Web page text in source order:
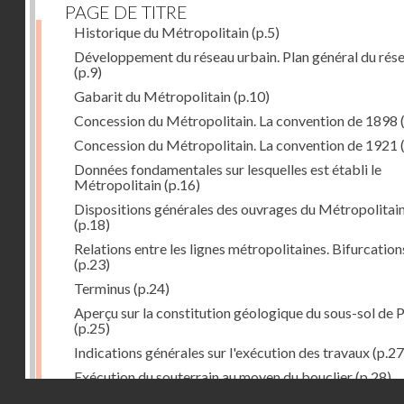
PAGE DE TITRE
Historique du Métropolitain(p.5)
Développement du réseau urbain. Plan général du
(p.9)
Gabarit du Métropolitain(p.10)
Concession du Métropolitain. La convention de 1898
Concession du Métropolitain. La convention de 1921
Données fondamentales sur lesquelles est établi le
Métropolitain(p.16)
Dispositions générales des ouvrages du
(p.18)
Relations entre les lignes métropolitaines.
(p.23)
Terminus (p.24)
Aperçu sur la constitution géologique du sous-sol de
(p.25)
Indications générales sur l'exécution des travaux
Exécution du souterrain au moyen du bouclier(p.28)